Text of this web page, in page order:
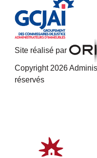
Site réalisé par
Copyright 2026
réservés